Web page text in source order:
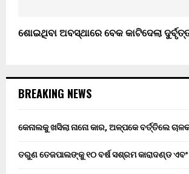
ଶୋଇଥିବା ଅବସ୍ଥାରେ ବେକ କାଟିଦେଲା
BREAKING NEWS
କେନାଲକୁ ଖସିଲା ନାନୋ କାର, ଅଳ୍ପକେ ବର୍ତ୍ତିଲେ
ତରୁଣ ତେଜପାଲଙ୍କୁ ୧୦ ବର୍ଷ ସଶ୍ରମ କାରାଦଣ୍ଡ ଏବଂ